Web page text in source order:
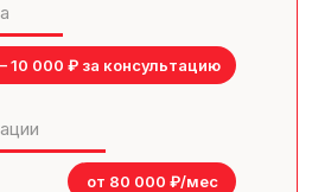
10 000 ₽ за консультацию
от 80 000 ₽/мес